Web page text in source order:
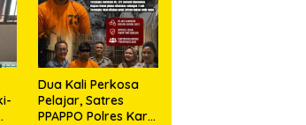
Anak, Pelaku
Ditangkap
Dua Kali Perkosa
Pelajar, Satres
PPAPPO Polres Karo